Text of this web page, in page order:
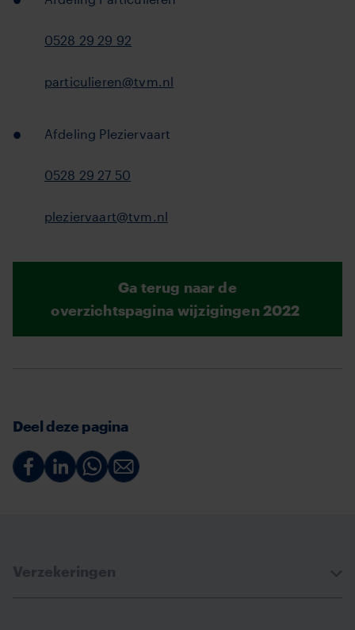
0528 29 29 92
particulieren@tvm.nl
Afdeling Pleziervaart
0528 29 27 50
pleziervaart@tvm.nl
Ga terug naar de
overzichtspagina wijzigingen 2022
Deel deze pagina
Deel Deel Deel Deel
Verzekeringen